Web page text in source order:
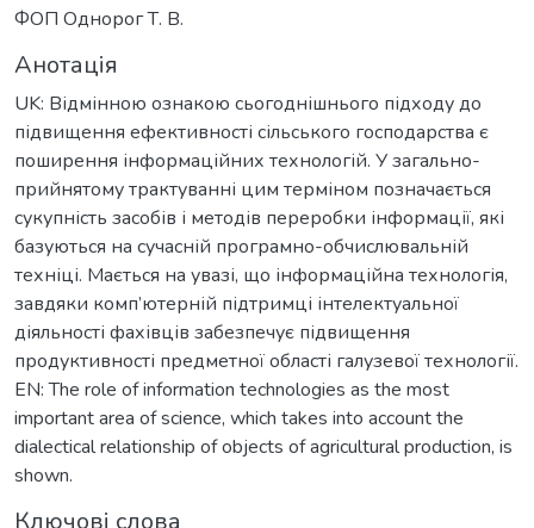
ФОП Однорог Т. В.
Анотація
UK: Відмінною ознакою сьогоднішнього підходу до
підвищення ефективності сільського господарства є
поширення інформаційних технологій. У загально-
прийнятому трактуванні цим терміном позначається
сукупність засобів і методів переробки інформації, які
базуються на сучасній програмно-обчислювальній
техніці. Мається на увазі, що інформаційна технологія,
завдяки комп’ютерній підтримці інтелектуальної
діяльності фахівців забезпечує підвищення
продуктивності предметної області галузевої технології.
EN: The role of information technologies as the most
important area of science, which takes into account the
dialectical relationship of objects of agricultural production, is
shown.
Ключові слова